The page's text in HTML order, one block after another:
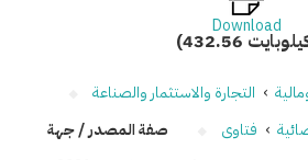
Download
› التجارة والاستثمار والصناعة
› فتاوى
صفة المصدر / جهة